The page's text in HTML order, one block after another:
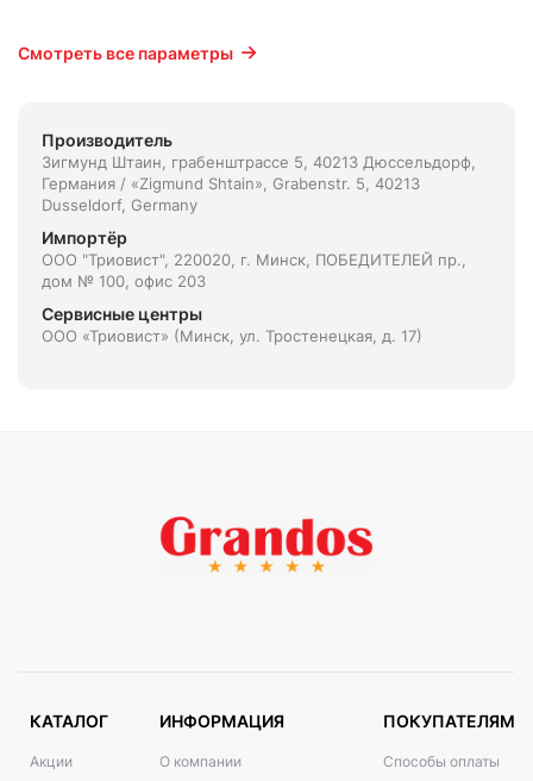
Смотреть все параметры
Производитель
Зигмунд Штаин, грабенштрассе 5, 40213 Дюссельдорф,
Германия / «Zigmund Shtain», Grabenstr. 5, 40213
Dusseldorf, Germany
Импортёр
ООО "Триовист", 220020, г. Минск, ПОБЕДИТЕЛЕЙ пр.,
дом № 100, офис 203
Сервисные центры
ООО «Триовист» (Минск, ул. Тростенецкая, д. 17)
КАТАЛОГ
Акции
ИНФОРМАЦИЯ
О компании
ПОКУПАТЕЛЯМ
Способы оплаты